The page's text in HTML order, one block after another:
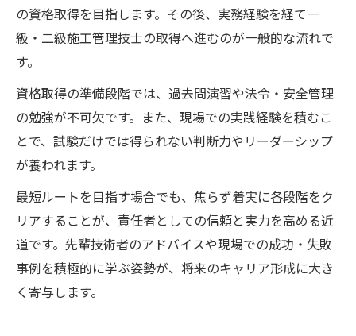
の資格取得を目指します。その後、実務経験を経て一
級・二級施工管理技士の取得へ進むのが一般的な流れで
す。
資格取得の準備段階では、過去問演習や法令・安全管理
の勉強が不可欠です。また、現場での実践経験を積むこ
とで、試験だけでは得られない判断力やリーダーシップ
が養われます。
最短ルートを目指す場合でも、焦らず着実に各段階をク
リアすることが、責任者としての信頼と実力を高める近
道です。先輩技術者のアドバイスや現場での成功・失敗
事例を積極的に学ぶ姿勢が、将来のキャリア形成に大き
く寄与します。